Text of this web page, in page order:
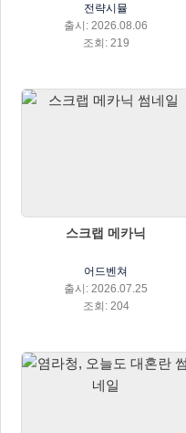
전략시뮬
출시: 2026.08.06
조회: 219
스크랩 메카닉
어드벤쳐
출시: 2026.07.25
조회: 204